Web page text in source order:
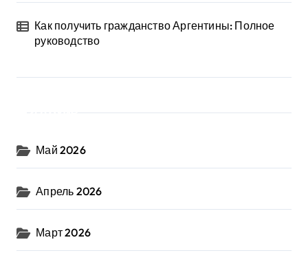
Как получить гражданство Аргентины: Полное
руководство
Май 2026
Апрель 2026
Март 2026